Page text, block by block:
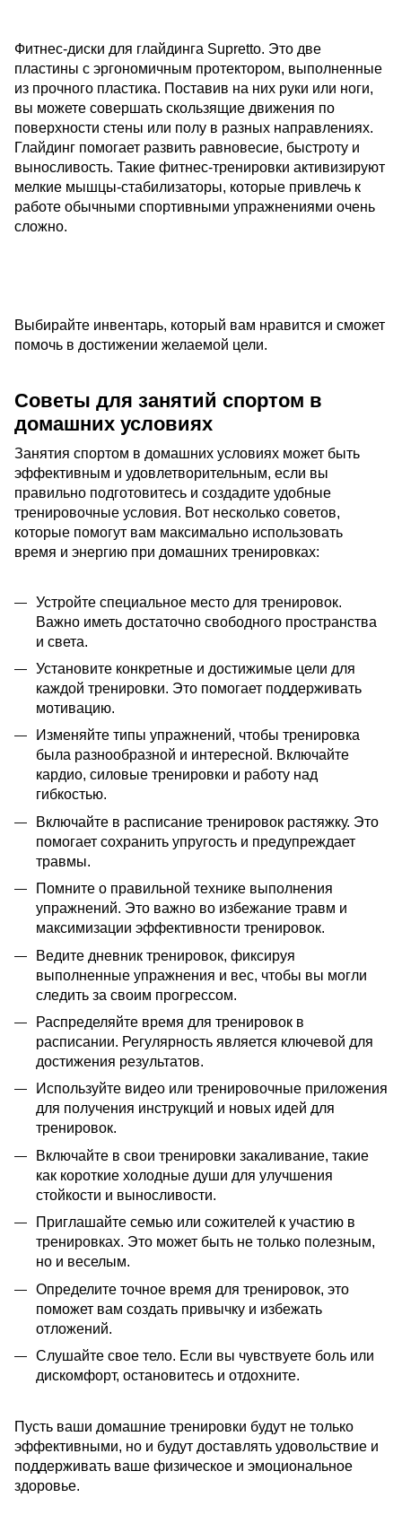
Фитнес-диски для глайдинга Supretto. Это две
пластины с эргономичным протектором, выполненные
из прочного пластика. Поставив на них руки или ноги,
вы можете совершать скользящие движения по
поверхности стены или полу в разных направлениях.
Глайдинг помогает развить равновесие, быстроту и
выносливость. Такие фитнес-тренировки активизируют
мелкие мышцы-стабилизаторы, которые привлечь к
работе обычными спортивными упражнениями очень
сложно.
Выбирайте инвентарь, который вам нравится и сможет
помочь в достижении желаемой цели.
Советы для занятий спортом в
домашних условиях
Занятия спортом в домашних условиях может быть
эффективным и удовлетворительным, если вы
правильно подготовитесь и создадите удобные
тренировочные условия. Вот несколько советов,
которые помогут вам максимально использовать
время и энергию при домашних тренировках:
Устройте специальное место для тренировок.
Важно иметь достаточно свободного пространства
и света.
Установите конкретные и достижимые цели для
каждой тренировки. Это помогает поддерживать
мотивацию.
Изменяйте типы упражнений, чтобы тренировка
была разнообразной и интересной. Включайте
кардио, силовые тренировки и работу над
гибкостью.
Включайте в расписание тренировок растяжку. Это
помогает сохранить упругость и предупреждает
травмы.
Помните о правильной технике выполнения
упражнений. Это важно во избежание травм и
максимизации эффективности тренировок.
Ведите дневник тренировок, фиксируя
выполненные упражнения и вес, чтобы вы могли
следить за своим прогрессом.
Распределяйте время для тренировок в
расписании. Регулярность является ключевой для
достижения результатов.
Используйте видео или тренировочные приложения
для получения инструкций и новых идей для
тренировок.
Включайте в свои тренировки закаливание, такие
как короткие холодные души для улучшения
стойкости и выносливости.
Приглашайте семью или сожителей к участию в
тренировках. Это может быть не только полезным,
но и веселым.
Определите точное время для тренировок, это
поможет вам создать привычку и избежать
отложений.
Слушайте свое тело. Если вы чувствуете боль или
дискомфорт, остановитесь и отдохните.
Пусть ваши домашние тренировки будут не только
эффективными, но и будут доставлять удовольствие и
поддерживать ваше физическое и эмоциональное
здоровье.